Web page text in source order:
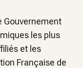
Gouvernement
les plus
et les
Française de